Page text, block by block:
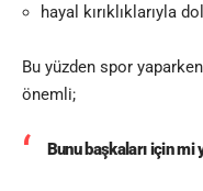
hayal kırıklıklarıyla
Bu yüzden spor
önemli;
Bunu başkaları için mi